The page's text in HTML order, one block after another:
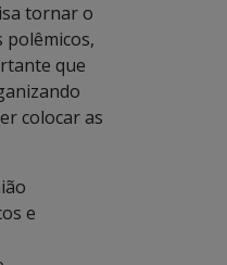
tornar o
polêmicos,
que
colocar as
e